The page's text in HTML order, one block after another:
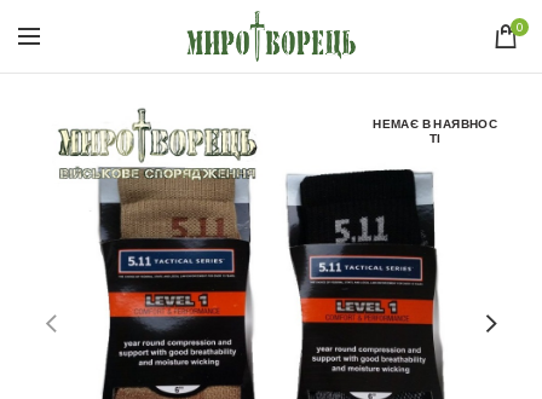
0
НЕМАЄ В НАЯВНОС
ТІ